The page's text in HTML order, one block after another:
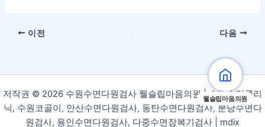
웰슬립마음의원
이전 다음
저작권 © 2026 수원수면다원검사 웰슬립마음의원 | 수원수면클리
닉, 수원코골이, 안산수면다원검사, 동탄수면다원검사, 분당수면다
원검사, 용인수면다원검사, 다중수면잠복기검사 | mdix